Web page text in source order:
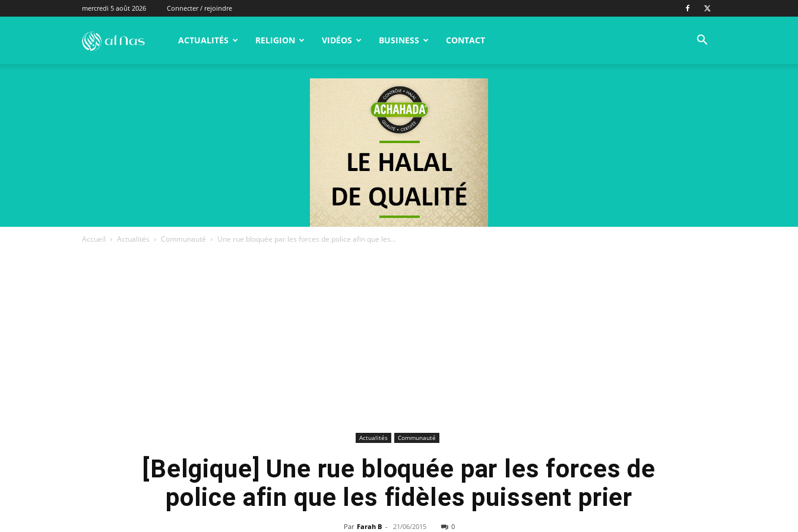
mercredi 5 août 2026 Connecter / rejoindre
alNas.fr ACTUALITÉS RELIGION VIDÉOS BUSINESS CONTACT
Accueil Actualités Communauté Une rue bloquée par les forces de police afin que les...
Actualités Communauté
[Belgique] Une rue bloquée par les forces de
police afin que les fidèles puissent prier
Par Farah B - 21/06/2015 0